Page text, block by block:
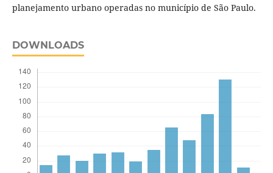
planejamento urbano operadas no município de São Paulo.
DOWNLOADS